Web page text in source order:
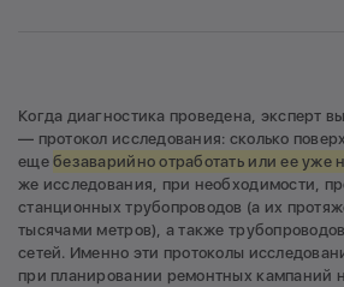
Когда диагностика проведена, эксперт
— протокол исследования: сколько
ещебезаварийно отработать или ее уже
же исследования, при необходимости,
станционных трубопроводов (а их
тысячами метров), а также
сетей. Именно эти протоколы
при планировании ремонтных кампаний